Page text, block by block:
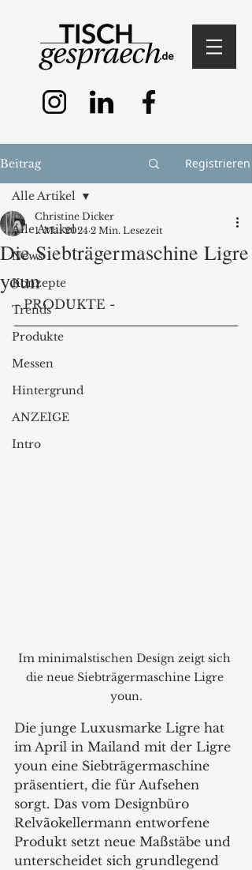
Beitrag Registrieren
Alle Artikel
News
Konzepte
Trends
Produkte
Messen
Hintergrund
ANZEIGE
Intro
Alle Artikel
Die Siebträgermaschine Ligre
youn
Christine Dicker
1. Mai 2024 2 Min. Lesezeit
- PRODUKTE -
Im minimalstischen Design zeigt sich
die neue Siebträgermaschine Ligre
youn.
Die junge Luxusmarke Ligre hat
im April in Mailand mit der Ligre
youn eine Siebträgermaschine
präsentiert, die für Aufsehen
sorgt. Das vom Designbüro
Relvãokellermann entworfene
Produkt setzt neue Maßstäbe und
unterscheidet sich grundlegend